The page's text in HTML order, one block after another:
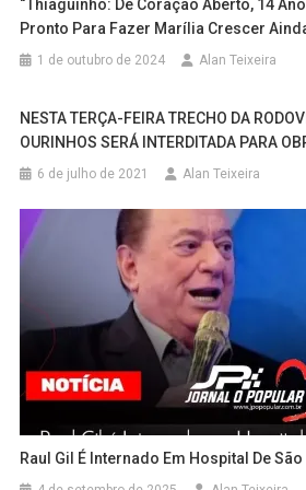
“Thiaguinho: De Coração Aberto, 14
Pronto Para Fazer Marília Crescer
1 de outubro de 2024 Alan Teixeira
NESTA TERÇA-FEIRA TRECHO DA
OURINHOS SERÁ INTERDITADA PARA
6 de julho de 2021 Alan Teixeira
Raul Gil É Internado Em Hospital De